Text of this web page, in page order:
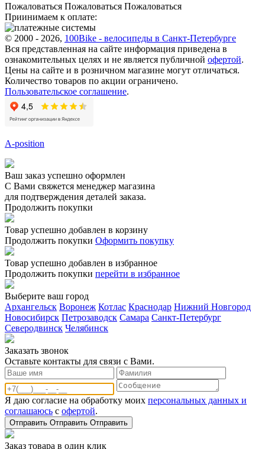
Пожаловаться Пожаловаться Пожаловаться
Приинимаем к оплате:
© 2000 - 2026, 100Bike - велосипеды в Санкт-Петербурге
Вся представленная на сайте информация приведена в
ознакомительных целях и не является публичной офертой.
Цены на сайте и в розничном магазине могут отличаться.
Количество товаров по акции ограничено.
Пользовательское соглашение.
A-position
Ваш заказ успешно оформлен
С Вами свяжется менеджер магазина
для подтверждения деталей заказа.
Продолжить покупки
Товар успешно добавлен в корзину
Продолжить покупки Оформить покупку
Товар успешно добавлен в избранное
Продолжить покупки перейти в избранное
Выберите ваш город
Архангельск Воронеж Котлас Краснодар Нижний Новгород
Новосибирск Петрозаводск Самара Санкт-Петербург
Северодвинск Челябинск
Заказать звонoк
Оставьте контакты для связи с Вами.
Я даю согласие на обработку моих персональных данных и
соглашаюсь с офертой.
Отправить Отправить Отправить
Заказ товара в один клик